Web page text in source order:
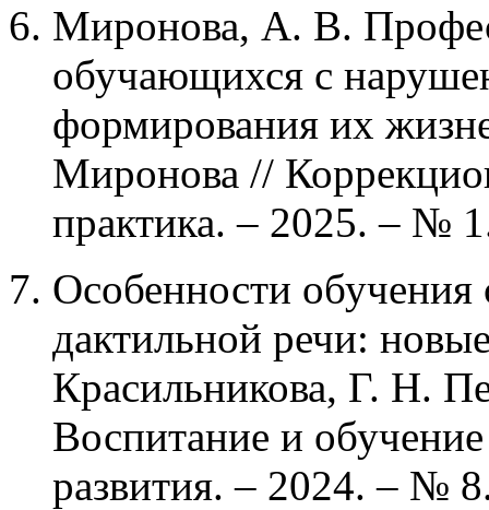
Миронова, А. В.
обучающихся с
формирования их
Миронова //
практика. – 2025. – №
Особенности обучения
дактильной речи:
Красильникова, Г. Н.
Воспитание и
развития. – 2024. – №